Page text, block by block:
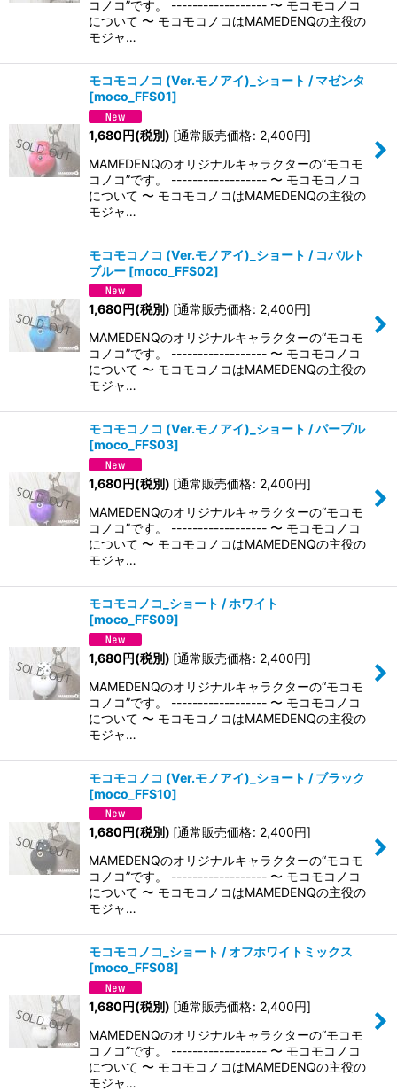
コノコ”です。 ------------------ 〜 モコモコノコ
について 〜 モコモコノコはMAMEDENQの主役の
モジャ…
モコモコノコ (Ver.モノアイ)_ショート / マゼンタ
[moco_FFS01]
1,680円(税別) [通常販売価格: 2,400円]
MAMEDENQのオリジナルキャラクターの“モコモ
コノコ”です。 ------------------ 〜 モコモコノコ
について 〜 モコモコノコはMAMEDENQの主役の
モジャ…
モコモコノコ (Ver.モノアイ)_ショート / コバルト
ブルー [moco_FFS02]
1,680円(税別) [通常販売価格: 2,400円]
MAMEDENQのオリジナルキャラクターの“モコモ
コノコ”です。 ------------------ 〜 モコモコノコ
について 〜 モコモコノコはMAMEDENQの主役の
モジャ…
モコモコノコ (Ver.モノアイ)_ショート / パープル
[moco_FFS03]
1,680円(税別) [通常販売価格: 2,400円]
MAMEDENQのオリジナルキャラクターの“モコモ
コノコ”です。 ------------------ 〜 モコモコノコ
について 〜 モコモコノコはMAMEDENQの主役の
モジャ…
モコモコノコ_ショート / ホワイト
[moco_FFS09]
1,680円(税別) [通常販売価格: 2,400円]
MAMEDENQのオリジナルキャラクターの“モコモ
コノコ”です。 ------------------ 〜 モコモコノコ
について 〜 モコモコノコはMAMEDENQの主役の
モジャ…
モコモコノコ (Ver.モノアイ)_ショート / ブラック
[moco_FFS10]
1,680円(税別) [通常販売価格: 2,400円]
MAMEDENQのオリジナルキャラクターの“モコモ
コノコ”です。 ------------------ 〜 モコモコノコ
について 〜 モコモコノコはMAMEDENQの主役の
モジャ…
モコモコノコ_ショート / オフホワイトミックス
[moco_FFS08]
1,680円(税別) [通常販売価格: 2,400円]
MAMEDENQのオリジナルキャラクターの“モコモ
コノコ”です。 ------------------ 〜 モコモコノコ
について 〜 モコモコノコはMAMEDENQの主役の
モジャ…